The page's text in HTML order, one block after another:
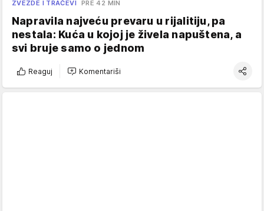
ZVEZDE I TRAČEVI PRE 42 MIN
Napravila najveću prevaru u rijalitiju, pa
nestala: Kuća u kojoj je živela napuštena, a
svi bruje samo o jednom
Reaguj Komentariši